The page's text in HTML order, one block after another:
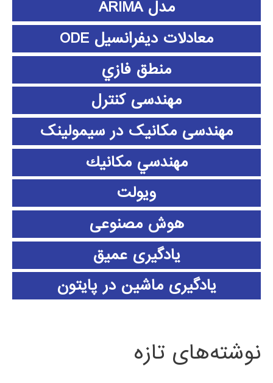
مدل ARIMA
معادلات دیفرانسیل ODE
منطق فازي
مهندسی کنترل
مهندسی مکانیک در سیمولینک
مهندسي مكانيك
ویولت
هوش مصنوعی
یادگیری عمیق
یادگیری ماشین در پایتون
نوشته‌های تازه